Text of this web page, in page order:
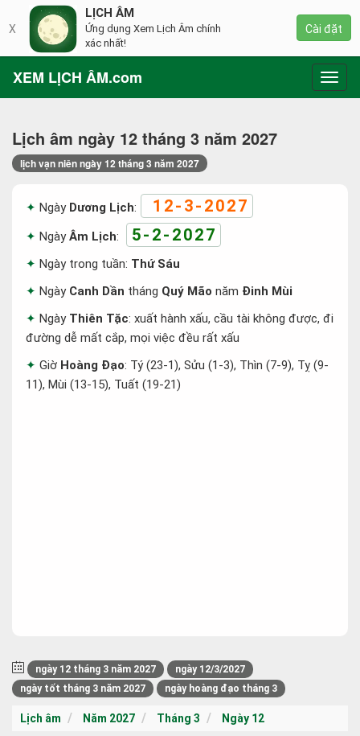
XEM LỊCH ÂM.com
Lịch âm ngày 12 tháng 3 năm 2027
lịch vạn niên ngày 12 tháng 3 năm 2027
Ngày Dương Lịch: 12-3-2027
NgàyÂm Lịch: 5-2-2027
Ngày trong tuần: Thứ Sáu
Ngày Canh Dần tháng Quý Mão năm Đinh Mùi
Ngày Thiên Tặc: xuất hành xấu, cầu tài không được, đi
đường dễ mất cắp, mọi việc đều rất xấu
Giờ Hoàng Đạo: Tý (23-1), Sửu (1-3), Thìn (7-9), Tỵ (9-
11), Mùi (13-15), Tuất (19-21)
ngày 12 tháng 3 năm 2027
ngày 12/3/2027
ngày tốt tháng 3 năm 2027
ngày hoàng đạo tháng 3
Lịch âm Năm 2027 Tháng 3 Ngày 12
X
LỊCH ÂM
Ứng dụng Xem Lịch Âm chính
xác nhất!
Cài đặt